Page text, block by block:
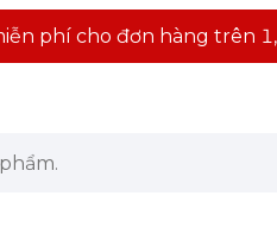
phí cho đơn hàng trên